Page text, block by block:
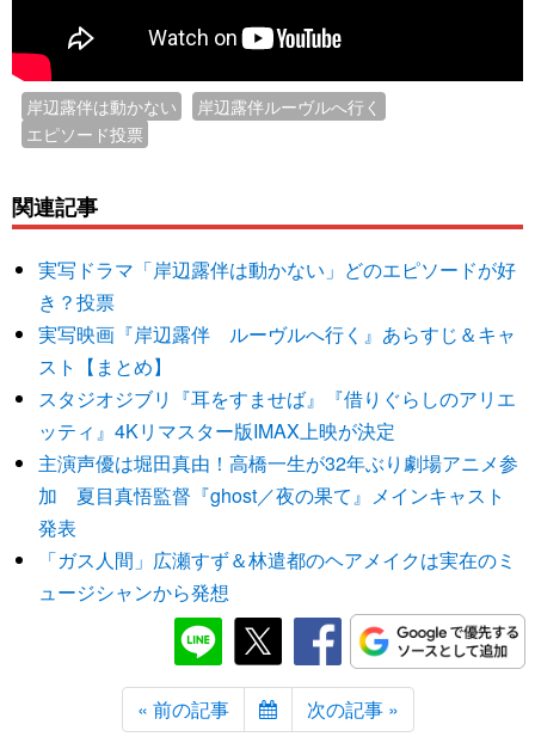
岸辺露伴は動かない
岸辺露伴ルーヴルへ行く
エピソード投票
関連記事
実写ドラマ「岸辺露伴は動かない」どのエピソードが好
き？投票
実写映画『岸辺露伴 ルーヴルへ行く』あらすじ＆キャ
スト【まとめ】
スタジオジブリ『耳をすませば』『借りぐらしのアリエ
ッティ』4Kリマスター版IMAX上映が決定
主演声優は堀田真由！高橋一生が32年ぶり劇場アニメ参
加 夏目真悟監督『ghost／夜の果て』メインキャスト
発表
「ガス人間」広瀬すず＆林遣都のヘアメイクは実在のミ
ュージシャンから発想
« 前の記事 次の記事 »